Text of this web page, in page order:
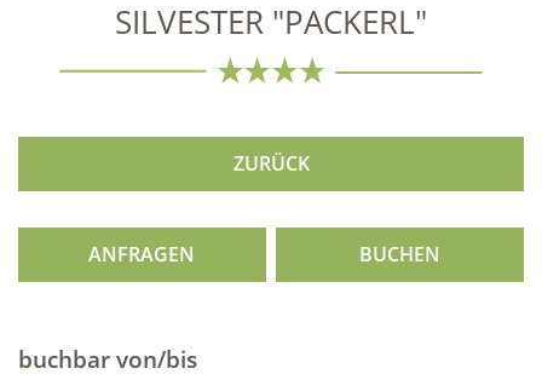
SILVESTER "PACKERL"
ZURÜCK
ANFRAGEN BUCHEN
buchbar von/bis